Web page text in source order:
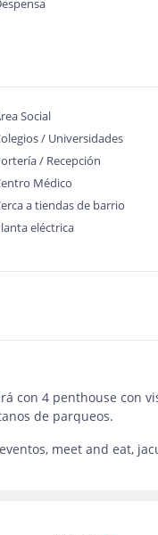
Social
/ Universidades
/ Recepción
Médico
a tiendas de barrio
eléctrica
con 4 penthouse con
de parqueos.
meet and eat,